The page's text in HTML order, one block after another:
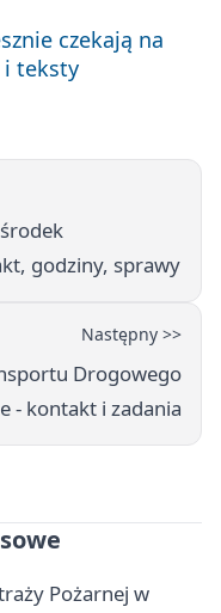
czekają na
teksty
godziny, sprawy
Następny >>
Drogowego
- kontakt i zadania
Pożarnej w